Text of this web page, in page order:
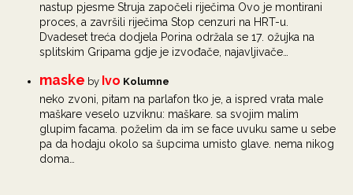
nastup pjesme Struja započeli riječima Ovo je montirani
proces, a završili riječima Stop cenzuri na HRT-u.
Dvadeset treća dodjela Porina održala se 17. ožujka na
splitskim Gripama gdje je izvođače, najavljivače…
maske by Ivo Kolumne
neko zvoni, pitam na parlafon tko je, a ispred vrata male
maškare veselo uzviknu: maškare. sa svojim malim
glupim facama. poželim da im se face uvuku same u sebe
pa da hodaju okolo sa šupcima umisto glave. nema nikog
doma…